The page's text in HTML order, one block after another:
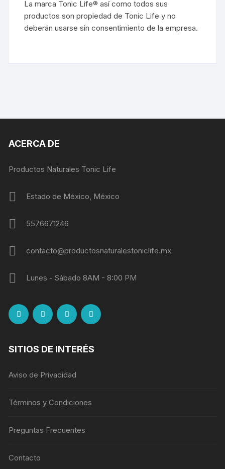
La marca Tonic Life® así como todos sus
productos son propiedad de Tonic Life y no
deberán usarse sin consentimiento de la empresa.
ACERCA DE
Productos Naturales Tonic Life
Estado de México, México
5576671246
contacto@productosnaturalestoniclife.mx
Lunes - Sábado 8AM - 8:00 PM
SITIOS DE INTERÉS
Aviso de Privacidad
Términos y Condiciones
Preguntas Frecuentes
Contacto